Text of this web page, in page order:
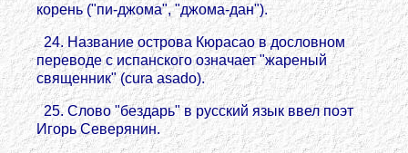
корень ("пи-джома", "джома-дан").
24. Название острова Кюрасао в дословном
переводе с испанского означает "жареный
священник" (cura asado).
25. Слово "бездарь" в русский язык ввел поэт
Игорь Северянин.